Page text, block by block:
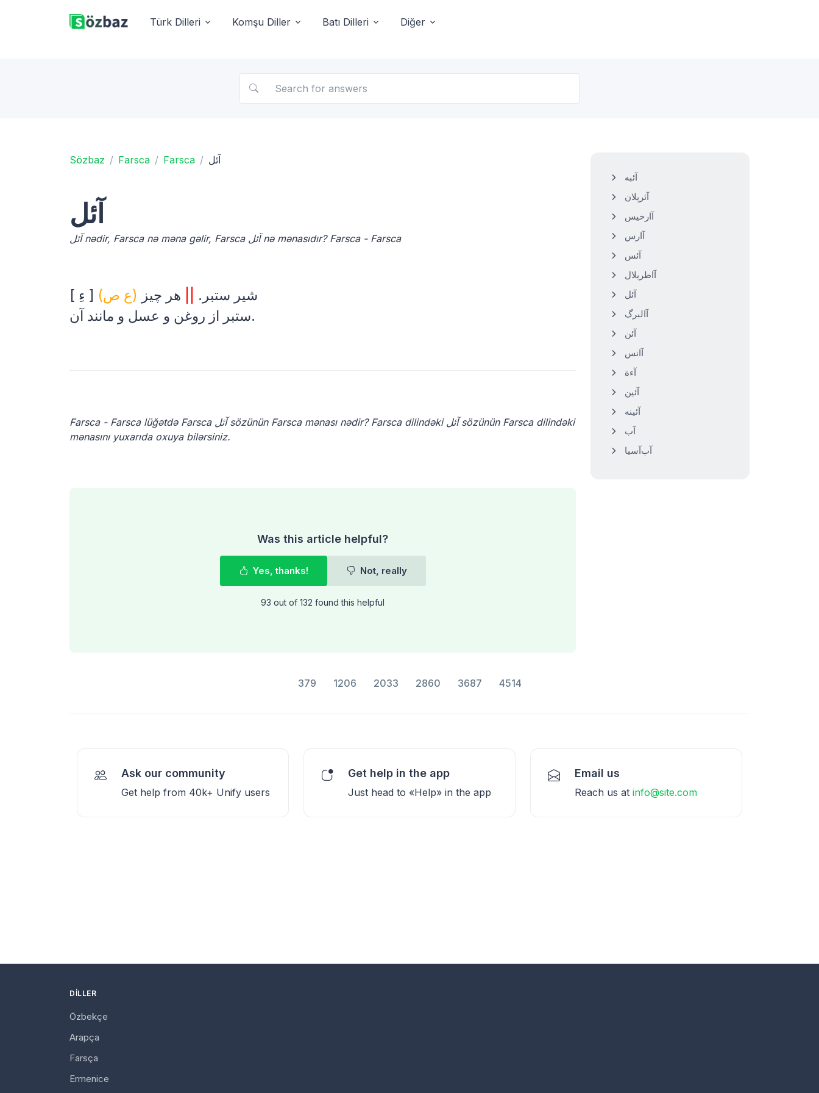
Türk Dilleri Komşu Diller Batı Dilleri Diğer
Sözbaz Farsca Farsca آئل
آئل
آئل nədir, Farsca nə məna gəlir, Farsca آئل nə mənasıdır? Farsca - Farsca
[ ءِ ] (ع ص) شیر ستبر.
هر چیز
ستبر از روغن و عسل و مانند آن.
Farsca - Farsca lüğətdə Farsca آئل sözünün Farsca mənası nədir? Farsca dilindəki آئل sözünün Farsca dilindəki
mənasını yuxarıda oxuya bilərsiniz.
Was this article helpful?
Yes, thanks! Not, really
93 out of 132 found this helpful
آئبه
آئرپلان
آارخیس
آارس
آئس
آاطریلال
آئل
آالبرگ
آئن
آانس
آءة
آئین
آئینه
آب
آب‌آسیا
379 1206 2033 2860 3687 4514
Ask our community
Get help from 40k+ Unify users
Get help in the app
Just head to «Help» in the app
Email us
Reach us at info@site.com
DILLER
Özbekçe
Arapça
Farsça
Ermenice